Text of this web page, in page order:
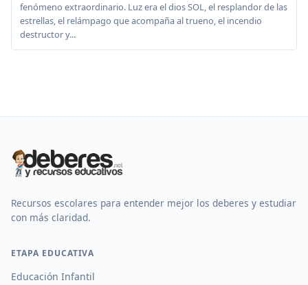
fenómeno extraordinario. Luz era el dios SOL, el resplandor de las
estrellas, el relámpago que acompaña al trueno, el incendio
destructor y...
Recursos escolares para entender mejor los deberes y estudiar
con más claridad.
ETAPA EDUCATIVA
Educación Infantil